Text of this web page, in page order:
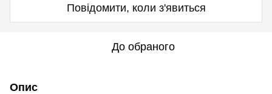
Повідомити, коли з'явиться
До обраного
Опис